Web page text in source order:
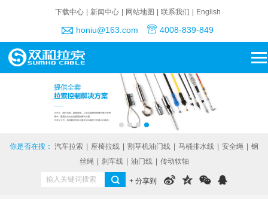
下载中心 新闻中心 网站地图 联系我们 English
honiu@163.com 4008-839-849
你是否在搜： 汽车拉索 座椅拉线 割草机油门线 马桶排水线 安全绳
钢
丝绳
刹车线 油门线 传动软轴
+ 分享到